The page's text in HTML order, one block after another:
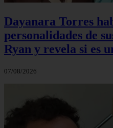
Dayanara Torres
personalidades de
Ryan y revela si es
07/08/2026